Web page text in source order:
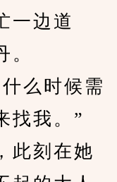
边道
么时候需
找我。”
刻在她